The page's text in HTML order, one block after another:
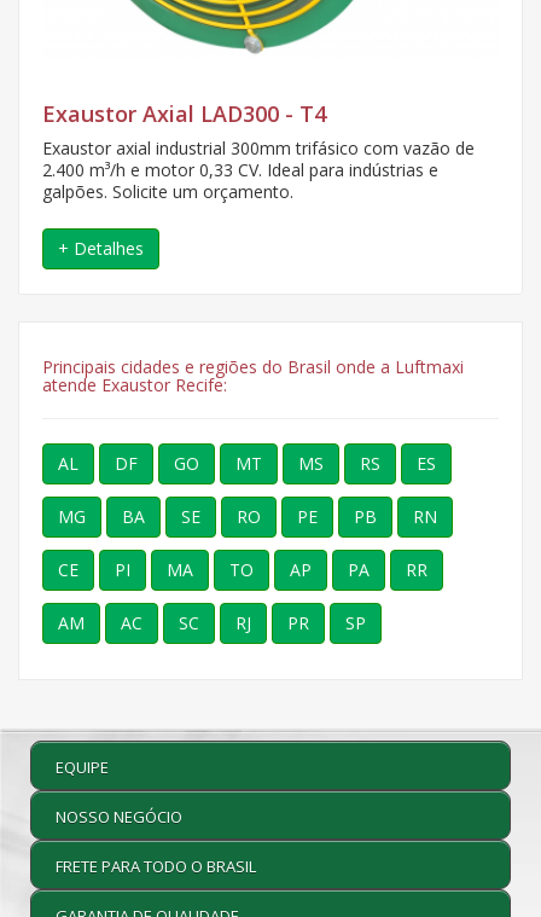
Exaustor Axial LAD300 - T4
Exaustor axial industrial 300mm trifásico com vazão de
2.400 m³/h e motor 0,33 CV. Ideal para indústrias e
galpões. Solicite um orçamento.
+ Detalhes
Principais cidades e regiões do Brasil onde a Luftmaxi
atende Exaustor Recife:
AL DF GO MT MS RS ES
MG BA SE RO PE PB RN
CE PI MA TO AP PA RR
AM AC SC RJ PR SP
EQUIPE
NOSSO NEGÓCIO
FRETE PARA TODO O BRASIL